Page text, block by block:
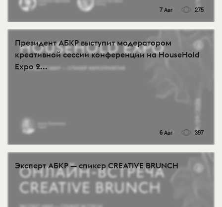
7 Авг 275
Президент АБКР выступит модератором
креативной сессии конференции на HouseHold
Expo 2...
6 Авг 397
Эксперт АБКР — спикер CREATIVE BRUNCH